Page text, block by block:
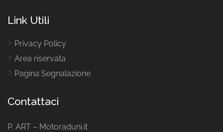
Link Utili
Privacy Policy
Area riservata
Pagina Segnalazione
Contattaci
P. ART – Motoraduni.it